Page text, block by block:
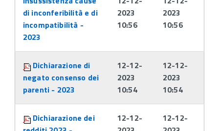
di inconferibilità e di
incompatibilità -
2023
2023
10:56
2023
10:56
Dichiarazione di
negato consenso dei
parenti - 2023
12-12-
2023
10:54
12-12-
2023
10:54
Dichiarazione dei
12-12-
12-12-